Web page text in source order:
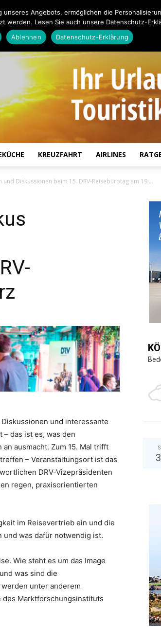
Reiseempfehlungen.
KREUZFAHRT AIRLINES
Diskussionen beim 15. DRV-Reisebürotag am 19....
und interessante
das ist es, was den
ausmacht. Zum 15. Mal trifft
– Veranstaltungsort ist das
DRV-Vizepräsidenten
regen, praxisorientierten
im Reisevertrieb ein und die
und was dafür notwendig ist.
Wie steht es um das Image
was sind die
unter anderem
des Marktforschungsinstituts
Angebots, ermöglichen die
werden. Lesen Sie auch unsere Datenschutz-
Ablehnen Datenschutz-Erklärung